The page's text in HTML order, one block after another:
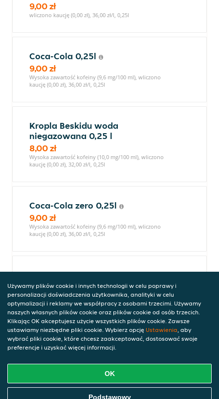
9,00 zł
wliczono kaucję (0,00 zł), 36,00 zł/l, 0,25l
Coca-Cola 0,25l
9,00 zł
Wysoka zawartość kofeiny (9,6 mg/100 ml), wliczono
kaucję (0,00 zł), 36,00 zł/l, 0,25l
Kropla Beskidu woda
niegazowana 0,25 l
8,00 zł
Wysoka zawartość kofeiny (10,0 mg/100 ml), wliczono
kaucję (0,00 zł), 32,00 zł/l, 0,25l
Coca-Cola zero 0,25l
9,00 zł
Wysoka zawartość kofeiny (9,6 mg/100 ml), wliczono
kaucję (0,00 zł), 36,00 zł/l, 0,25l
Sprite 0,25l
9,00 zł
wliczono kaucję (0,00 zł), 36,00 zł/l, 0,25l
Cappy Sok pomarańczowy 0,25l
9,00 zł
Zamów Jedzenie Online
Używamy plików cookie i innych technologii w celu poprawy i
personalizacji doświadczenia użytkownika, analityki w celu
optymalizacji i reklamy we współpracy z osobami trzecimi. Używamy
naszych własnych plików cookie oraz plików cookie od osób trzecich.
Klikając OK akceptujesz użycie wszystkich plików cookie. Zawsze
ustawiamy niezbędne pliki cookie. Wybierz opcję Ustawienia, aby
wybrać pliki cookie, które chcesz zaakceptować, dostosować swoje
preferencje i uzyskać więcej informacji.
OK
Podstawowy